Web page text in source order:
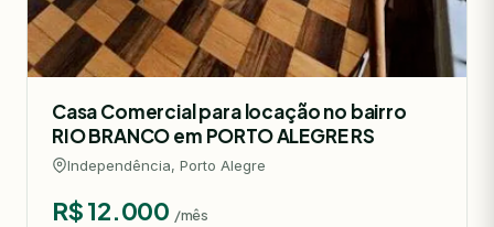
Casa Comercial para locação no bairro
RIO BRANCO em PORTO ALEGRE RS
Independência, Porto Alegre
R$ 12.000 /mês